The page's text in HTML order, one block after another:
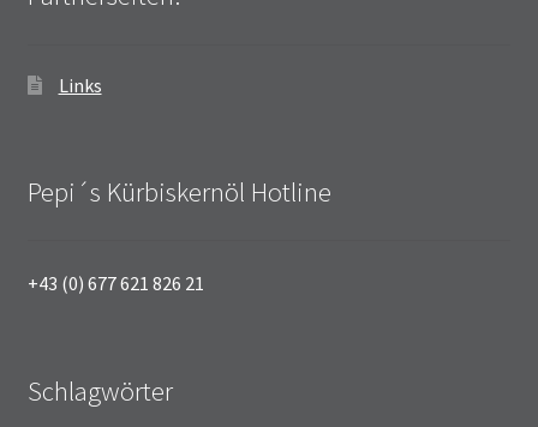
Links
Pepi´s Kürbiskernöl Hotline
+43 (0) 677 621 826 21
Schlagwörter